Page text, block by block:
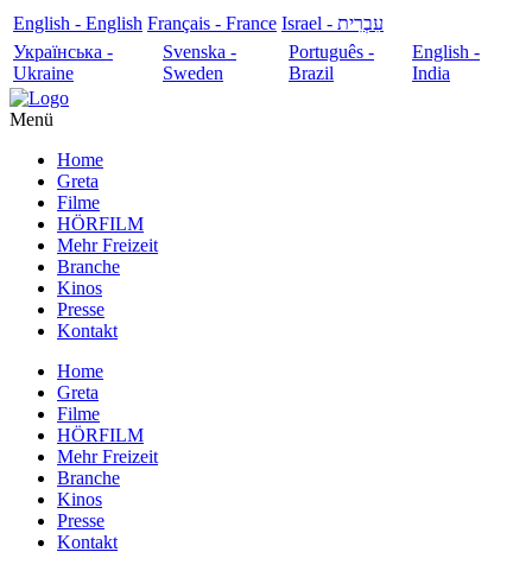
English - English Français - France
עִבְרִית - Israel
Українська -
Ukraine
Svenska -
Sweden
Português -
Brazil
English -
India
Menü
Home
Greta
Filme
HÖRFILM
Mehr Freizeit
Branche
Kinos
Presse
Kontakt
Home
Greta
Filme
HÖRFILM
Mehr Freizeit
Branche
Kinos
Presse
Kontakt